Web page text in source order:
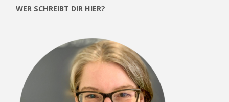
WER SCHREIBT DIR HIER?